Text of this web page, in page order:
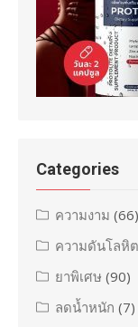
Categories
ความงาม (66)
ความดันโลหิ
ยาพิเศษ (90)
ลดน้ำหนัก (7)